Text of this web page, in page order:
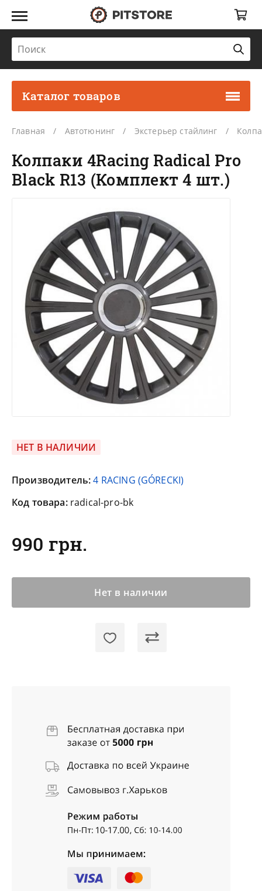
Каталог товаров
Главная Автотюнинг Экстерьер стайлинг
Колпаки 4Racing Radical Pro
Black R13 (Комплект 4 шт.)
НЕТ В НАЛИЧИИ
Производитель:4 RACING (GÓRECKI)
Код товара: radical-pro-bk
990 грн.
Нет в наличии